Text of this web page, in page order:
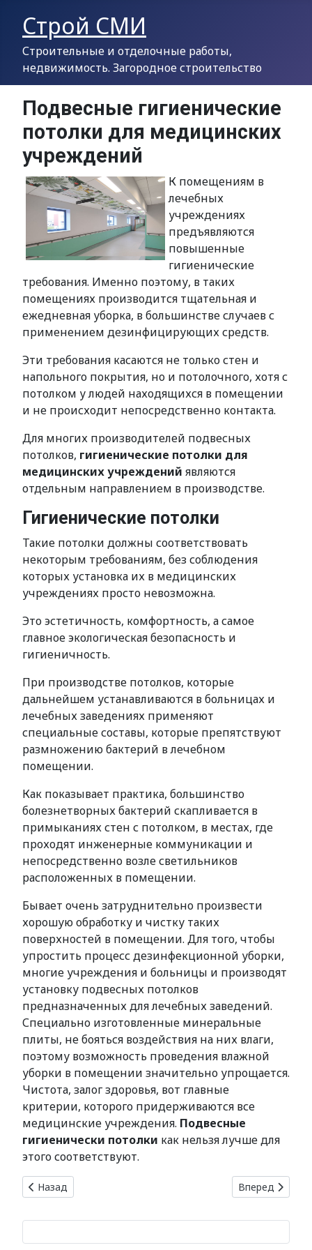
Строй СМИ
Строительные и отделочные работы,
недвижимость. Загородное строительство
Подвесные гигиенические
потолки для медицинских
учреждений
К помещениям в
лечебных
учреждениях
предъявляются
повышенные
гигиенические
требования. Именно поэтому, в таких
помещениях производится тщательная и
ежедневная уборка, в большинстве случаев с
применением дезинфицирующих средств.
Эти требования касаются не только стен и
напольного покрытия, но и потолочного, хотя с
потолком у людей находящихся в помещении
и не происходит непосредственно контакта.
Для многих производителей подвесных
потолков, гигиенические потолки для
медицинских учреждений являются
отдельным направлением в производстве.
Гигиенические потолки
Такие потолки должны соответствовать
некоторым требованиям, без соблюдения
которых установка их в медицинских
учреждениях просто невозможна.
Это эстетичность, комфортность, а самое
главное экологическая безопасность и
гигиеничность.
При производстве потолков, которые
дальнейшем устанавливаются в больницах и
лечебных заведениях применяют
специальные составы, которые препятствуют
размножению бактерий в лечебном
помещении.
Как показывает практика, большинство
болезнетворных бактерий скапливается в
примыканиях стен с потолком, в местах, где
проходят инженерные коммуникации и
непосредственно возле светильников
расположенных в помещении.
Бывает очень затруднительно произвести
хорошую обработку и чистку таких
поверхностей в помещении. Для того, чтобы
упростить процесс дезинфекционной уборки,
многие учреждения и больницы и производят
установку подвесных потолков
предназначенных для лечебных заведений.
Специально изготовленные минеральные
плиты, не бояться воздействия на них влаги,
поэтому возможность проведения влажной
уборки в помещении значительно упрощается.
Чистота, залог здоровья, вот главные
критерии, которого придерживаются все
медицинские учреждения. Подвесные
гигиенически потолки как нельзя лучше для
этого соответствуют.
Предыдущий: Трубы ППУ
Назад Следующий:
Вперед